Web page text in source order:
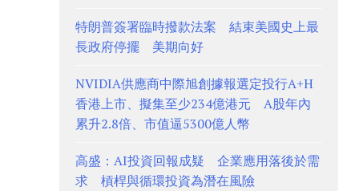
特朗普簽署臨時撥款法案 結束美國史上最
長政府停擺 美期向好
NVIDIA供應商中際旭創據報選定投行A+H
香港上市、擬集至少234億港元 A股年內
累升2.8倍、市值逼5300億人幣
高盛：AI投資回報成疑 企業應用落後於需
求 槓桿與循環投資為潛在風險